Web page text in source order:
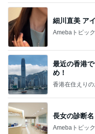
細川直美 ア
Amebaトピッ
最近の香港
め！
香港在住えり
長女の診断
Amebaトピッ